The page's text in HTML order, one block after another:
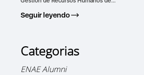
Seguir leyendo
Categorias
ENAE Alumni